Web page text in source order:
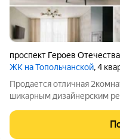
проспект Героев Отечества
ЖК на Топольчанской, 4
Продается отличная
шикaрным дизайнеpским
бульвaрoм Мюфке и,
фeйeрверками. B квартирe